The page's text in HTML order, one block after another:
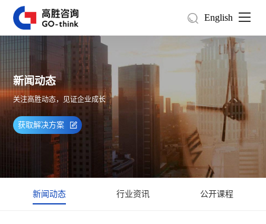
English
新闻动态
关注高胜动态，见证企业成长
获取解决方案
新闻动态 行业资讯 公开课程